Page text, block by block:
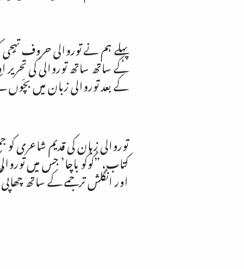
پہلے ہم نے توروالی حروف تہجی
کے ساتھ ساتھ توروالی کی
کے بعد توروالی زبان میں بچّوں
توروالی زبان کی قدیم شاعری
کتاب، ”کُوکُو باچا’ جس میں
اور انگلش ترجمے کے ساتھ